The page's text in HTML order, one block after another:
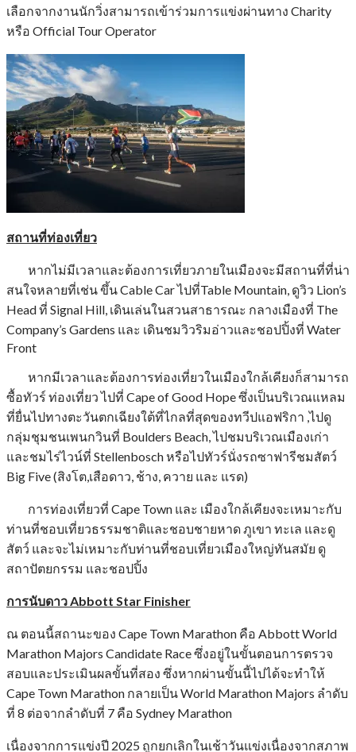
เลือกจากงานนักวิ่งสามารถเข้าร่วมการแข่งผ่านทาง Charity
หรือ Official Tour Operator
สถานที่ท่องเที่ยว
หากไม่มีเวลาและต้องการเที่ยวภายในเมืองจะมีสถานที่ที่น่า
สนใจหลายที่เช่น ขึ้น Cable Car ไปที่Table Mountain, ดูวิว Lion’s
Head ที่ Signal Hill, เดินเล่นในสวนสาธารณะ กลางเมืองที่ The
Company’s Gardens และ เดินชมวิวริมอ่าวและชอปปิ้งที่ Water
Front
หากมีเวลาและต้องการท่องเที่ยวในเมืองใกล้เคียงก็สามารถ
ซื้อทัวร์ ท่องเที่ยว ไปที่ Cape of Good Hope ซึ่งเป็นบริเวณแหลม
ที่ยื่นไปทางตะวันตกเฉียงใต้ที่ไกลที่สุดของทวีปแอฟริกา ,ไปดู
กลุ่มชุมชนเพนกวินที่ Boulders Beach, ไปชมบริเวณเมืองเก่า
และชมไร่ไวน์ที่ Stellenbosch หรือไปทัวร์นั่งรถซาฟารีชมสัตว์
Big Five (สิงโต,เสือดาว, ช้าง, ควาย และ แรด)
การท่องเที่ยวที่ Cape Town และ เมืองใกล้เคียงจะเหมาะกับ
ท่านที่ชอบเที่ยวธรรมชาติและชอบชายหาด ภูเขา ทะเล และดู
สัตว์ และจะไม่เหมาะกับท่านที่ชอบเที่ยวเมืองใหญ่ทันสมัย ดู
สถาปัตยกรรม และชอปปิ้ง
การนับดาวAbbott Star Finisher
ณ ตอนนี้สถานะของ Cape Town Marathon คือ Abbott World
Marathon Majors Candidate Race ซึ่งอยู่ในขั้นตอนการตรวจ
สอบและประเมินผลขั้นที่สอง ซึ่งหากผ่านขั้นนี้ไปได้จะทำให้
Cape Town Marathon กลายเป็น World Marathon Majors ลำดับ
ที่ 8 ต่อจากลำดับที่ 7 คือ Sydney Marathon
เนื่องจากการแข่งปี 2025 ถูกยกเลิกในเช้าวันแข่งเนื่องจากสภาพ